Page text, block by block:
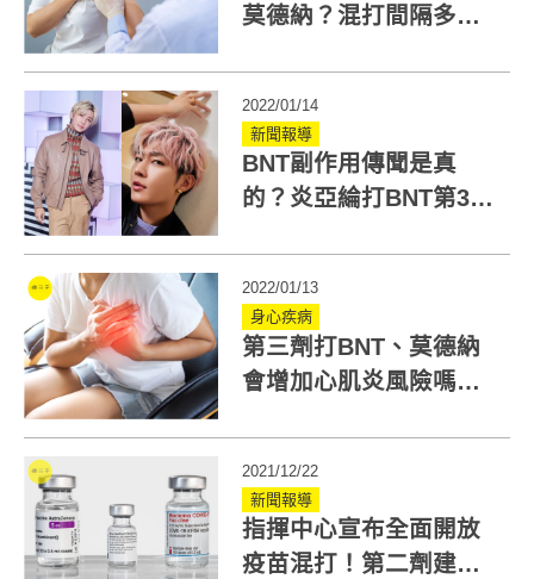
莫德納？混打間隔多
2022/01/14
新聞報導
BNT副作用傳聞是真
的？炎亞綸打BNT第3劑
2022/01/13
身心疾病
第三劑打BNT、莫德納
會增加心肌炎風險嗎？
2021/12/22
新聞報導
指揮中心宣布全面開放
疫苗混打！第二劑建議